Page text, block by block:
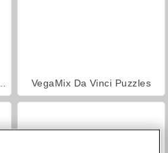
VegaMix Da Vinci Puzzles